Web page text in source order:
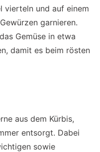
vierteln und auf einem
garnieren.
Gemüse in etwa
damit es beim rösten
aus dem Kürbis,
entsorgt. Dabei
sowie